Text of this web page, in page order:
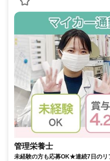
管理栄養士
未経験の方も応募OK★連続7日のリ